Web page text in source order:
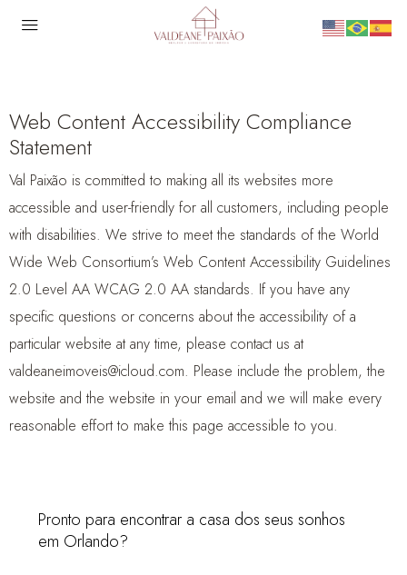
Web Content Accessibility Compliance
Statement
Val Paixão is committed to making all its websites more
accessible and user-friendly for all customers, including people
with disabilities. We strive to meet the standards of the World
Wide Web Consortium’s Web Content Accessibility Guidelines
2.0 Level AA WCAG 2.0 AA standards. If you have any
specific questions or concerns about the accessibility of a
particular website at any time, please contact us at
valdeaneimoveis@icloud.com. Please include the problem, the
website and the website in your email and we will make every
reasonable effort to make this page accessible to you.
Pronto para encontrar a casa dos seus sonhos
em Orlando?